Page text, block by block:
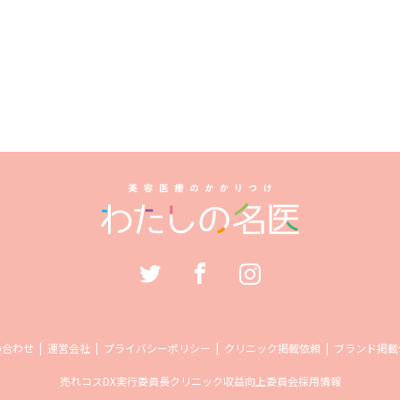
わせ 運営会社 プライバシーポリシー クリニック掲載依頼 ブランド掲
売れコスDX実行委員長クリニック収益向上委員会採用情報